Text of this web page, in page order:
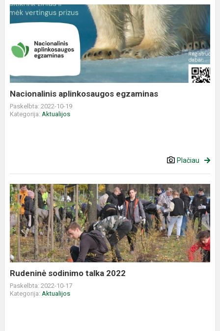
Nacionalinis
aplinkosaugos
Nacionalinis aplinkosaugos egzaminas
Paskelbta: 2022-10-19
Kategorija: Aktualijos
Plačiau
Rudeninė
sodinimo
talka
2022
Rudeninė sodinimo talka 2022
Paskelbta: 2022-10-17
Kategorija: Aktualijos